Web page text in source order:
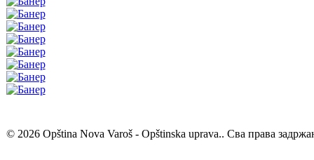
© 2026 Opština Nova Varoš - Opštinska uprava.. Сва права